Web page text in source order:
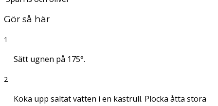
Gör så här
1
Sätt ugnen på 175°.
2
Koka upp saltat vatten i en kastrull. Plocka åtta stora